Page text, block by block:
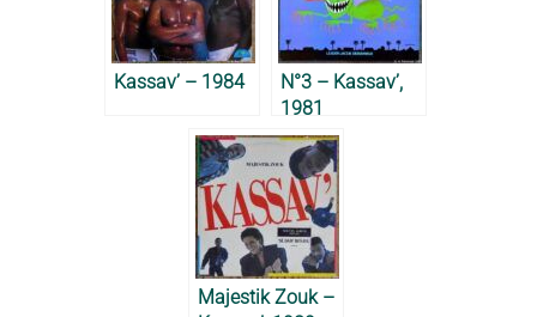
Kassav’ – 1984
N°3 – Kassav’,
1981
Majestik Zouk –